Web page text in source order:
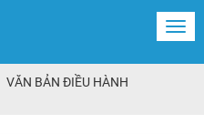
VĂN BẢN ĐIỀU HÀNH